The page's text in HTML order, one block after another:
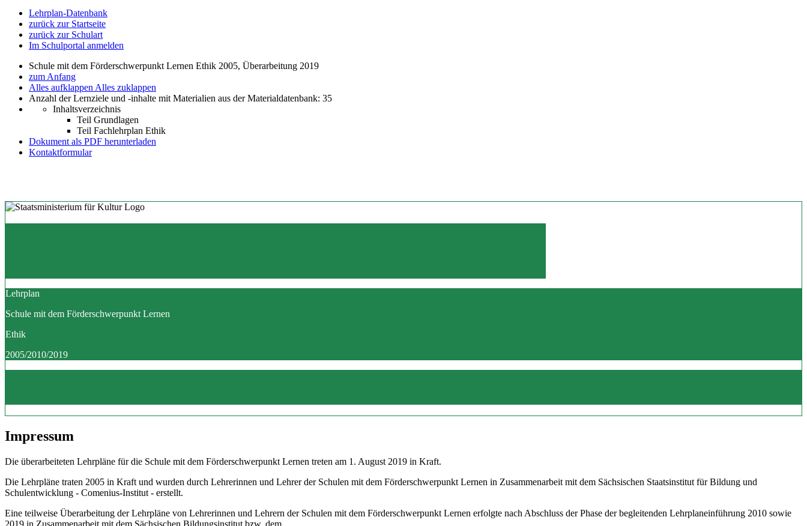
Lehrplan-Datenbank
zurück zur Startseite
zurück zur Schulart
Im Schulportal anmelden
Schule mit dem Förderschwerpunkt Lernen Ethik 2005, Überarbeitung 2019
zum Anfang
Alles aufklappen Alles zuklappen
Anzahl der Lernziele und -inhalte mit Materialien aus der Materialdatenbank: 35
Inhaltsverzeichnis
Teil Grundlagen
Teil Fachlehrplan Ethik
Dokument als PDF herunterladen
Kontaktformular
Lehrplan
Schule mit dem Förderschwerpunkt Lernen
Ethik
2005/2010/2019
Impressum
Die überarbeiteten Lehrpläne für die Schule mit dem Förderschwerpunkt Lernen treten am 1. August 2019 in Kraft.
Die Lehrpläne traten 2005 in Kraft und wurden durch Lehrerinnen und Lehrer der Schulen mit dem Förderschwerpunkt Lernen in Zusammenarbeit mit dem Sächsischen Staatsinstitut für Bildung und
Schulentwicklung - Comenius-Institut - erstellt.
Eine teilweise Überarbeitung der Lehrpläne von Lehrerinnen und Lehrern der Schulen mit dem Förderschwerpunkt Lernen erfolgte nach Abschluss der Phase der begleitenden Lehrplaneinführung 2010 sowie
2019 in Zusammenarbeit mit dem Sächsischen Bildungsinstitut bzw. dem